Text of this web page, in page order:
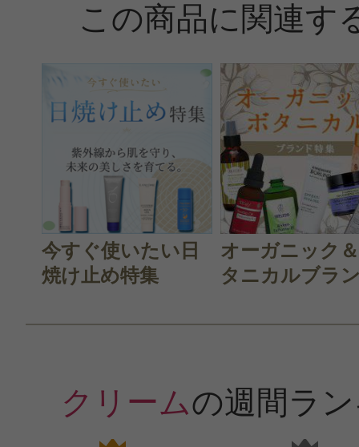
この商品に関連す
今すぐ使いたい日
焼け止め特集
オーガニック
タニカルブラ
クリームの週間ラ